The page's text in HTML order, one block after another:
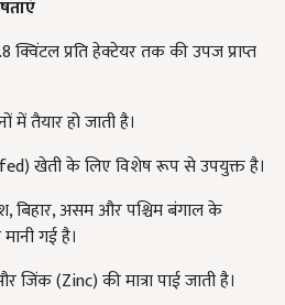
प्रति हेक्टेयर तक की उपज प्राप्त
तैयार हो जाती है।
खेती के लिए विशेष रूप से उपयुक्त है।
बिहार, असम और पश्चिम बंगाल के
गई है।
(Zinc) की मात्रा पाई जाती है।